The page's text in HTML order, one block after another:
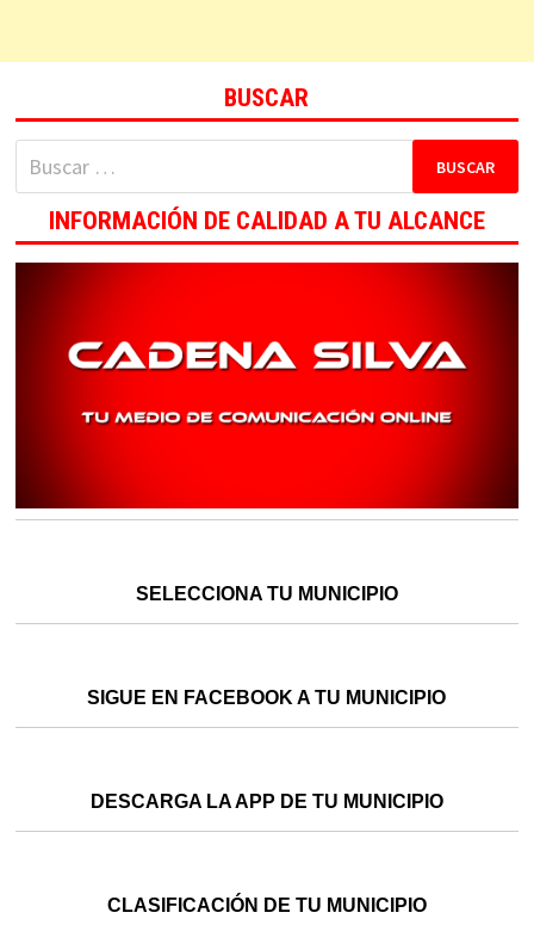
BUSCAR
Buscar:
INFORMACIÓN DE CALIDAD A TU ALCANCE
SELECCIONA TU MUNICIPIO
SIGUE EN FACEBOOK A TU MUNICIPIO
DESCARGA LA APP DE TU MUNICIPIO
CLASIFICACIÓN DE TU MUNICIPIO